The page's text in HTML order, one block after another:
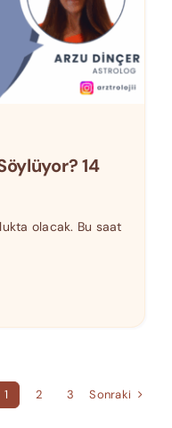
14
olacak. Bu saat
1 2 3 Sonraki